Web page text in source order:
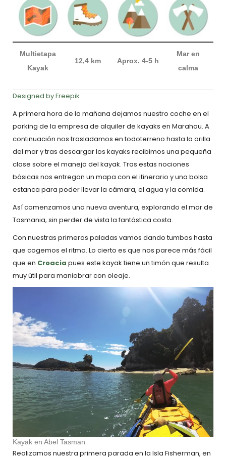
Multietapa
Kayak
12,4 km Aprox. 4-5 h
Mar en
calma
Designed by Freepik
A primera hora de la mañana dejamos nuestro coche en el
parking de la empresa de alquiler de kayaks en Marahau. A
continuación nos trasladamos en todoterreno hasta la orilla
del mar y tras descargar los kayaks recibimos una pequeña
clase sobre el manejo del kayak. Tras estas nociones
básicas nos entregan un mapa con el itinerario y una bolsa
estanca para poder llevar la cámara, el agua y la comida.
Así comenzamos una nueva aventura, explorando el mar de
Tasmania, sin perder de vista la fantástica costa.
Con nuestras primeras paladas vamos dando tumbos hasta
que cogemos el ritmo. Lo cierto es que nos parece más fácil
que en Croacia pues este kayak tiene un timón que resulta
muy útil para maniobrar con oleaje.
Kayak en Abel Tasman
Realizamos nuestra primera parada en la Isla Fisherman, en